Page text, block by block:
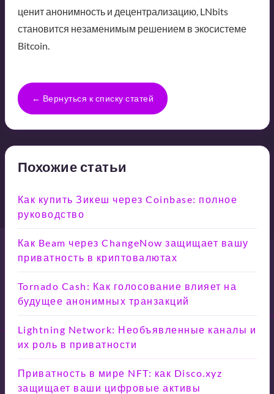
ценит анонимность и децентрализацию, LNbits
становится незаменимым решением в экосистеме
Bitcoin.
← Вернуться к списку статей
Похожие статьи
Как купить Зикеш через Coinbase: полное
руководство
Как Beam через ChangeNow защищает вашу
приватность в криптовалютах
Tornado Cash: Как голосование влияет на
будущее анонимных транзакций
Lightning Network: Необъявленные каналы и
их роль в приватности
Приватность в мире NFT: как Disco.xyz
защищает ваши цифровые активы